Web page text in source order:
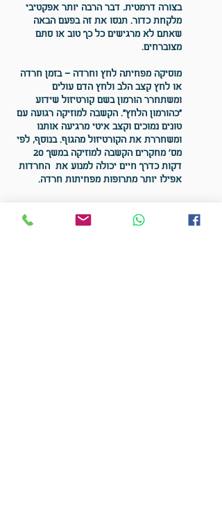
בצורה דרמטית. דבר הרבה יותר אפקטיבי
מלקחת כדור. תנסו את זה בפעם הבאה
שאתם לא מרגישים כל כך טוב או סתם
מצוברחים.
מוסיקה מפחיתה לחץ וחרדה – בזמן חרדה
או לחץ קצב הלב ולחץ הדם עולים
ומשתחרר הורמון בשם קורטיזול שידוע
"כהורמון הלחץ". הקשבה למוזיקה רגועה עם
טונים נמוכים וקצב איטי מרגיעה אותנו
ומשחררת את הקורטיזול מהגוף. בנוסף, לפי
מס' מחקרים הקשבה למוזיקה במשך 20
דקות כדרך חיים יכולה למנוע את החרדות
אפילו יותר מתרופות מפחיתות חרדה.
'צלילים ומוסיקה הם בעלי כושר ריפוי ברובד